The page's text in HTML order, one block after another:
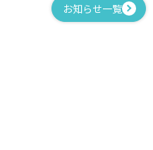
お知らせ一覧